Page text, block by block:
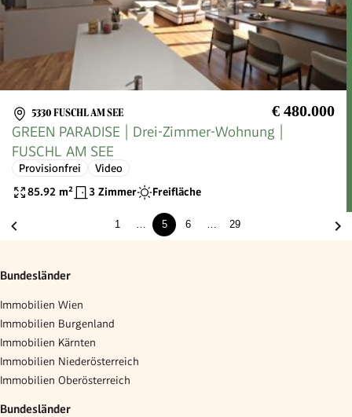
5330 FUSCHL AM SEE € 480.000
GREEN PARADISE | Drei-Zimmer-Wohnung |
FUSCHL AM SEE
Provisionfrei
Video
85.92 m² 3 Zimmer Freifläche
1 5 6 29
Bundesländer
Immobilien Wien
Immobilien Burgenland
Immobilien Kärnten
Immobilien Niederösterreich
Immobilien Oberösterreich
Bundesländer